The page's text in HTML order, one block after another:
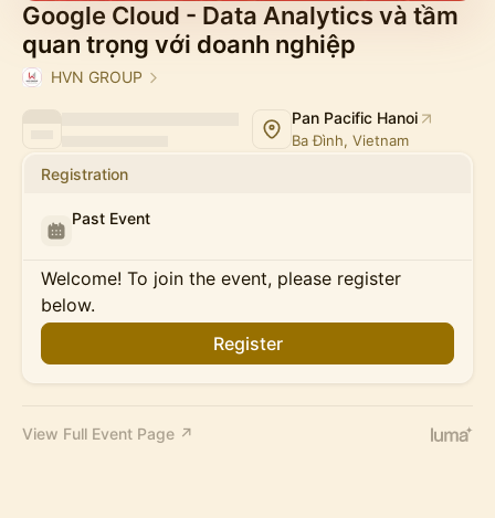
Google Cloud - Data Analytics và tầm
quan trọng với doanh nghiệp
HVN GROUP
Pan Pacific Hanoi
Ba Đình, Vietnam
Registration
Past Event
Welcome! To join the event, please register
below.
Register
View Full Event Page ↗